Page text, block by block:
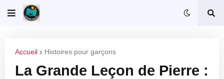
Accueil Histoires pour garçons
La Grande Leçon de Pierre :